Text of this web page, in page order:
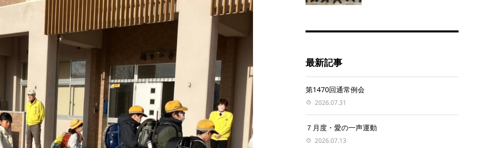
最新記事
第1470回通常例会
2026.07.31
７月度・愛の一声運動
2026.07.13